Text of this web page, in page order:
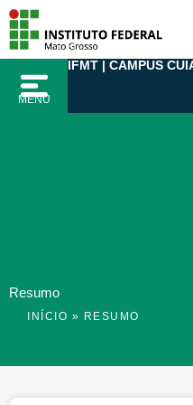
para
conteúdo
MENU
IFMT | CAMPUS
Resumo
INÍCIO » RESUMO